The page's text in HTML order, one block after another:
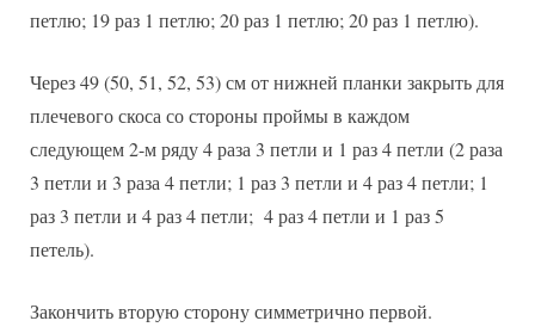
петлю; 19 раз 1 петлю; 20 раз 1 петлю; 20 раз 1 петлю).
Через 49 (50, 51, 52, 53) см от нижней планки закрыть для
плечевого скоса со стороны проймы в каждом
следующем 2-м ряду 4 раза 3 петли и 1 раз 4 петли (2 раза
3 петли и 3 раза 4 петли; 1 раз 3 петли и 4 раз 4 петли; 1
раз 3 петли и 4 раз 4 петли; 4 раз 4 петли и 1 раз 5
петель).
Закончить вторую сторону симметрично первой.